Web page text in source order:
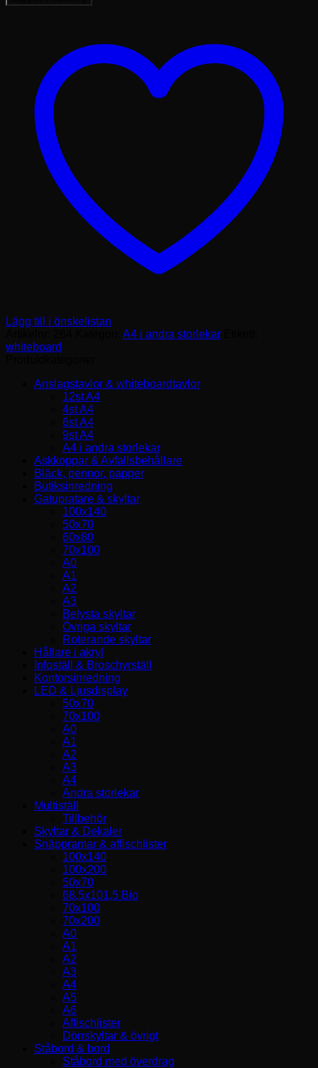
whiteboard)
Lägg till i önskelistan
A4 i andra storlekar
whiteboard
Anslagstavlor & whiteboardtavlor
12st A4
4st A4
6st A4
9st A4
A4 i andra storlekar
Askkoppar & Avfallsbehållare
Bläck, pennor, papper
Butiksinredning
Gatupratare & skyltar
100x140
50x70
60x80
70x100
A0
A1
A2
A3
Belysta skyltar
Övriga skyltar
Roterande skyltar
Hållare i akryl
Infoställ & Broschyrställ
Kontorsinredning
LED & Ljusdisplay
50x70
70x100
A0
A1
A2
A3
A4
Andra storlekar
Multiställ
Tillbehör
Skyltar & Dekaler
Snäppramar & affischlister
100x140
100x200
50x70
68,5x101,5 Bio
70x100
70x200
A0
A1
A2
A3
A4
A5
A6
Affischlister
Dörrskyltar & övrigt
Ståbord & bord
Ståbord med överdrag